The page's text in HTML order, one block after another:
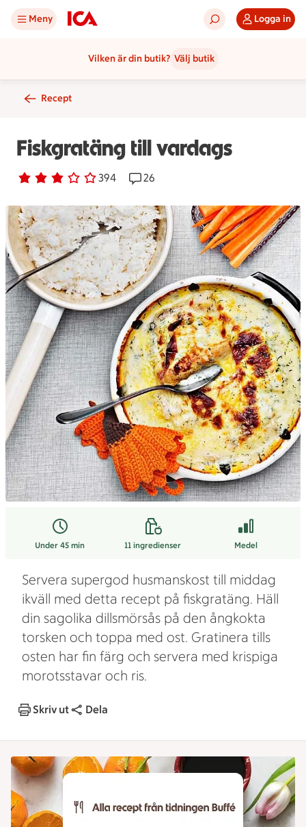
Meny Logga in
Vilken är din butik? Välj butik
Recept
Fiskgratäng till vardags
Betyg 3 av 5. 394
394 personer har röstatReceptet har 26 kommentarer
26
Under 45 min 11ingredienser Medel
Servera supergod husmanskost till middag
ikväll med detta recept på fiskgratäng. Häll
din sagolika dillsmörsås på den ångkokta
torsken och toppa med ost. Gratinera tills
osten har fin färg och servera med krispiga
morotsstavar och ris.
Skriv ut Dela